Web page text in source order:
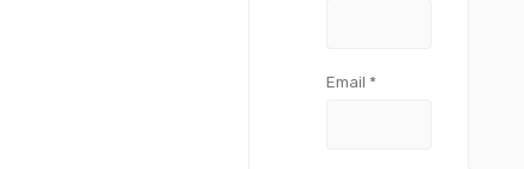
Email *